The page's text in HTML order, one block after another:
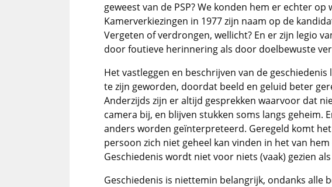
geweest van de PSP? We konden hem er echter op
Kamerverkiezingen in 1977 zijn naam op de
Vergeten of verdrongen, wellicht? En er zijn legio
door foutieve herinnering als door doelbewuste
Het vastleggen en beschrijven van de
te zijn geworden, doordat beeld en geluid beter
Anderzijds zijn er altijd gesprekken waarvoor dat
camera bij, en blijven stukken soms langs geheim.
anders worden geïnterpreteerd. Geregeld komt
persoon zich niet geheel kan vinden in het van
Geschiedenis wordt niet voor niets (vaak) gezien
Geschiedenis is niettemin belangrijk, ondanks alle